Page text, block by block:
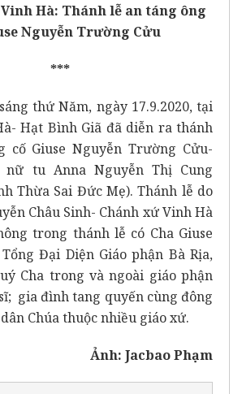
Hà: Thánh lễ an táng ông
Nguyễn Trường Cửu
***
thứ Năm, ngày 17.9.2020, tại
Hạt Bình Giã đã diễn ra thánh
cố Giuse Nguyễn Trường Cửu-
tu Anna Nguyễn Thị Cung
Thừa Sai Đức Mẹ). Thánh lễ do
Châu Sinh- Chánh xứ Vinh Hà
trong thánh lễ có Cha Giuse
Đại Diện Giáo phận Bà Rịa,
Cha trong và ngoài giáo phận
gia đình tang quyến cùng đông
Chúa thuộc nhiều giáo xứ.
Ảnh: Jacbao Phạm